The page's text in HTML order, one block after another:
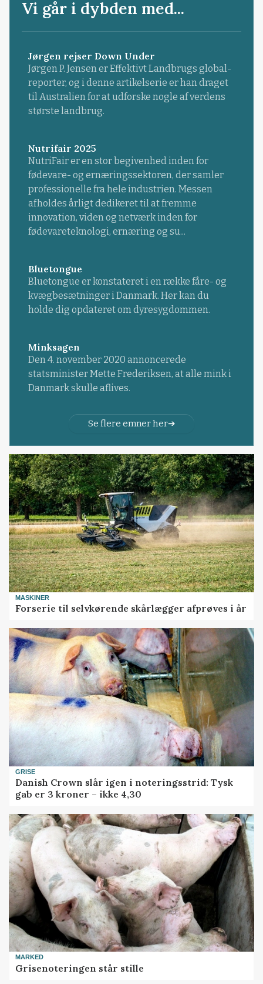
Vi går i dybden med...
Jørgen rejser Down Under
Jørgen P. Jensen er Effektivt Landbrugs global-
reporter, og i denne artikelserie er han draget
til Australien for at udforske nogle af verdens
største landbrug.
Nutrifair 2025
NutriFair er en stor begivenhed inden for
fødevare- og ernæringssektoren, der samler
professionelle fra hele industrien. Messen
afholdes årligt dedikeret til at fremme
innovation, viden og netværk inden for
fødevareteknologi, ernæring og su...
Bluetongue
Bluetongue er konstateret i en række fåre- og
kvægbesætninger i Danmark. Her kan du
holde dig opdateret om dyresygdommen.
Minksagen
Den 4. november 2020 annoncerede
statsminister Mette Frederiksen, at alle mink i
Danmark skulle aflives.
Se flere emner her
MASKINER
Forserie til selvkørende skårlægger afprøves i år
GRISE
Danish Crown slår igen i noteringsstrid: Tysk
gab er 3 kroner – ikke 4,30
MARKED
Grisenoteringen står stille